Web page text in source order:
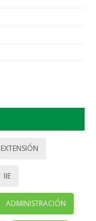
EXTENSIÓN
IIE
ADMINISTRACIÓN